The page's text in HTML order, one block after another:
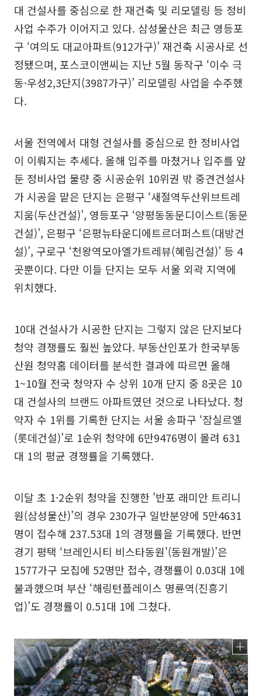
대 건설사를 중심으로 한 재건축 및 리모델링 등 정비
사업 수주가 이어지고 있다. 삼성물산은 최근 영등포
구 ‘여의도 대교아파트(912가구)’ 재건축 시공사로 선
정됐으며, 포스코이앤씨는 지난 5월 동작구 ‘이수 극
동·우성2,3단지(3987가구)’ 리모델링 사업을 수주했
다.
서울 전역에서 대형 건설사를 중심으로 한 정비사업
이 이뤄지는 추세다. 올해 입주를 마쳤거나 입주를 앞
둔 정비사업 물량 중 시공순위 10위권 밖 중견건설사
가 시공을 맡은 단지는 은평구 ‘새절역두산위브트레
지움(두산건설)’, 영등포구 ‘양평동동문디이스트(동문
건설)’, 은평구 ‘은평뉴타운디에트르더퍼스트(대방건
설)’, 구로구 ‘천왕역모아엘가트레뷰(혜림건설)’ 등 4
곳뿐이다. 다만 이들 단지는 모두 서울 외곽 지역에
위치했다.
10대 건설사가 시공한 단지는 그렇지 않은 단지보다
청약 경쟁률도 훨씬 높았다. 부동산인포가 한국부동
산원 청약홈 데이터를 분석한 결과에 따르면 올해
1~10월 전국 청약자 수 상위 10개 단지 중 8곳은 10
대 건설사의 브랜드 아파트였던 것으로 나타났다. 청
약자 수 1위를 기록한 단지는 서울 송파구 ‘잠실르엘
(롯데건설)’로 1순위 청약에 6만9476명이 몰려 631
대 1의 평균 경쟁률을 기록했다.
이달 초 1·2순위 청약을 진행한 '반포 래미안 트리니
원(삼성물산)’의 경우 230가구 일반분양에 5만4631
명이 접수해 237.53대 1의 경쟁률을 기록했다. 반면
경기 평택 ‘브레인시티 비스타동원'(동원개발)’은
1577가구 모집에 52명만 접수, 경쟁률이 0.03대 1에
불과했으며 부산 ‘해링턴플레이스 명륜역(진흥기
업)’도 경쟁률이 0.51대 1에 그쳤다.